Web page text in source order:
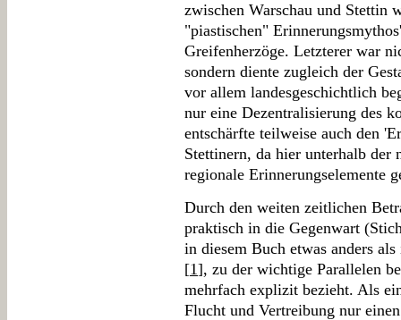
zwischen Warschau und Stettin
"piastischen"
Greifenherzöge. Letzterer war
sondern diente zugleich der
vor allem landesgeschichtlich
nur eine Dezentralisierung des
entschärfte teilweise auch den
Stettinern, da hier unterhalb der
regionale Erinnerungselemente
Durch den weiten zeitlichen
praktisch in die Gegenwart
in diesem Buch etwas anders
[1], zu der wichtige Parallelen
mehrfach explizit bezieht. Als
Flucht und Vertreibung nur